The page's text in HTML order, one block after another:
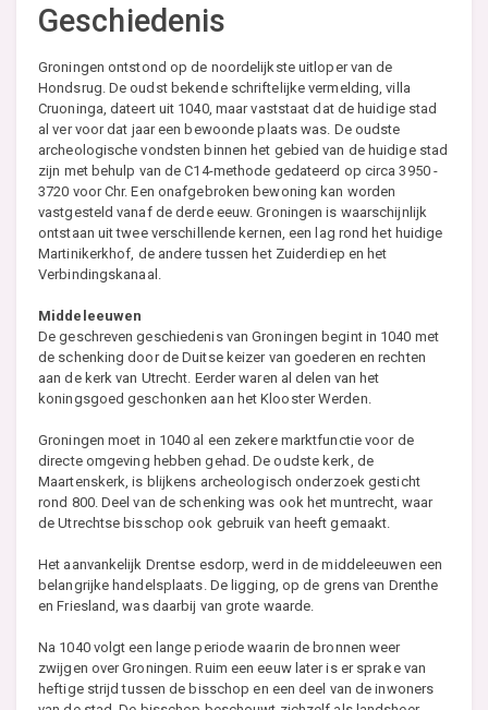
Geschiedenis
Groningen ontstond op de noordelijkste uitloper van de
Hondsrug. De oudst bekende schriftelijke vermelding, villa
Cruoninga, dateert uit 1040, maar vaststaat dat de huidige stad
al ver voor dat jaar een bewoonde plaats was. De oudste
archeologische vondsten binnen het gebied van de huidige stad
zijn met behulp van de C14-methode gedateerd op circa 3950 -
3720 voor Chr. Een onafgebroken bewoning kan worden
vastgesteld vanaf de derde eeuw. Groningen is waarschijnlijk
ontstaan uit twee verschillende kernen, een lag rond het huidige
Martinikerkhof, de andere tussen het Zuiderdiep en het
Verbindingskanaal.
Middeleeuwen
De geschreven geschiedenis van Groningen begint in 1040 met
de schenking door de Duitse keizer van goederen en rechten
aan de kerk van Utrecht. Eerder waren al delen van het
koningsgoed geschonken aan het Klooster Werden.
Groningen moet in 1040 al een zekere marktfunctie voor de
directe omgeving hebben gehad. De oudste kerk, de
Maartenskerk, is blijkens archeologisch onderzoek gesticht
rond 800. Deel van de schenking was ook het muntrecht, waar
de Utrechtse bisschop ook gebruik van heeft gemaakt.
Het aanvankelijk Drentse esdorp, werd in de middeleeuwen een
belangrijke handelsplaats. De ligging, op de grens van Drenthe
en Friesland, was daarbij van grote waarde.
Na 1040 volgt een lange periode waarin de bronnen weer
zwijgen over Groningen. Ruim een eeuw later is er sprake van
heftige strijd tussen de bisschop en een deel van de inwoners